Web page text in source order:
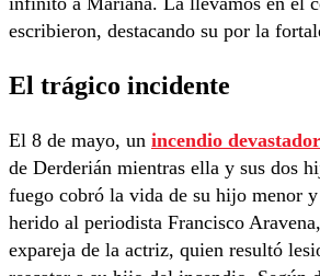
escribieron, destacando su por la
El trágico incidente
El 8 de mayo, un incendio devastador
de Derderián mientras ella y sus dos
fuego cobró la vida de su hijo menor
herido al periodista Francisco
expareja de la actriz, quien resultó